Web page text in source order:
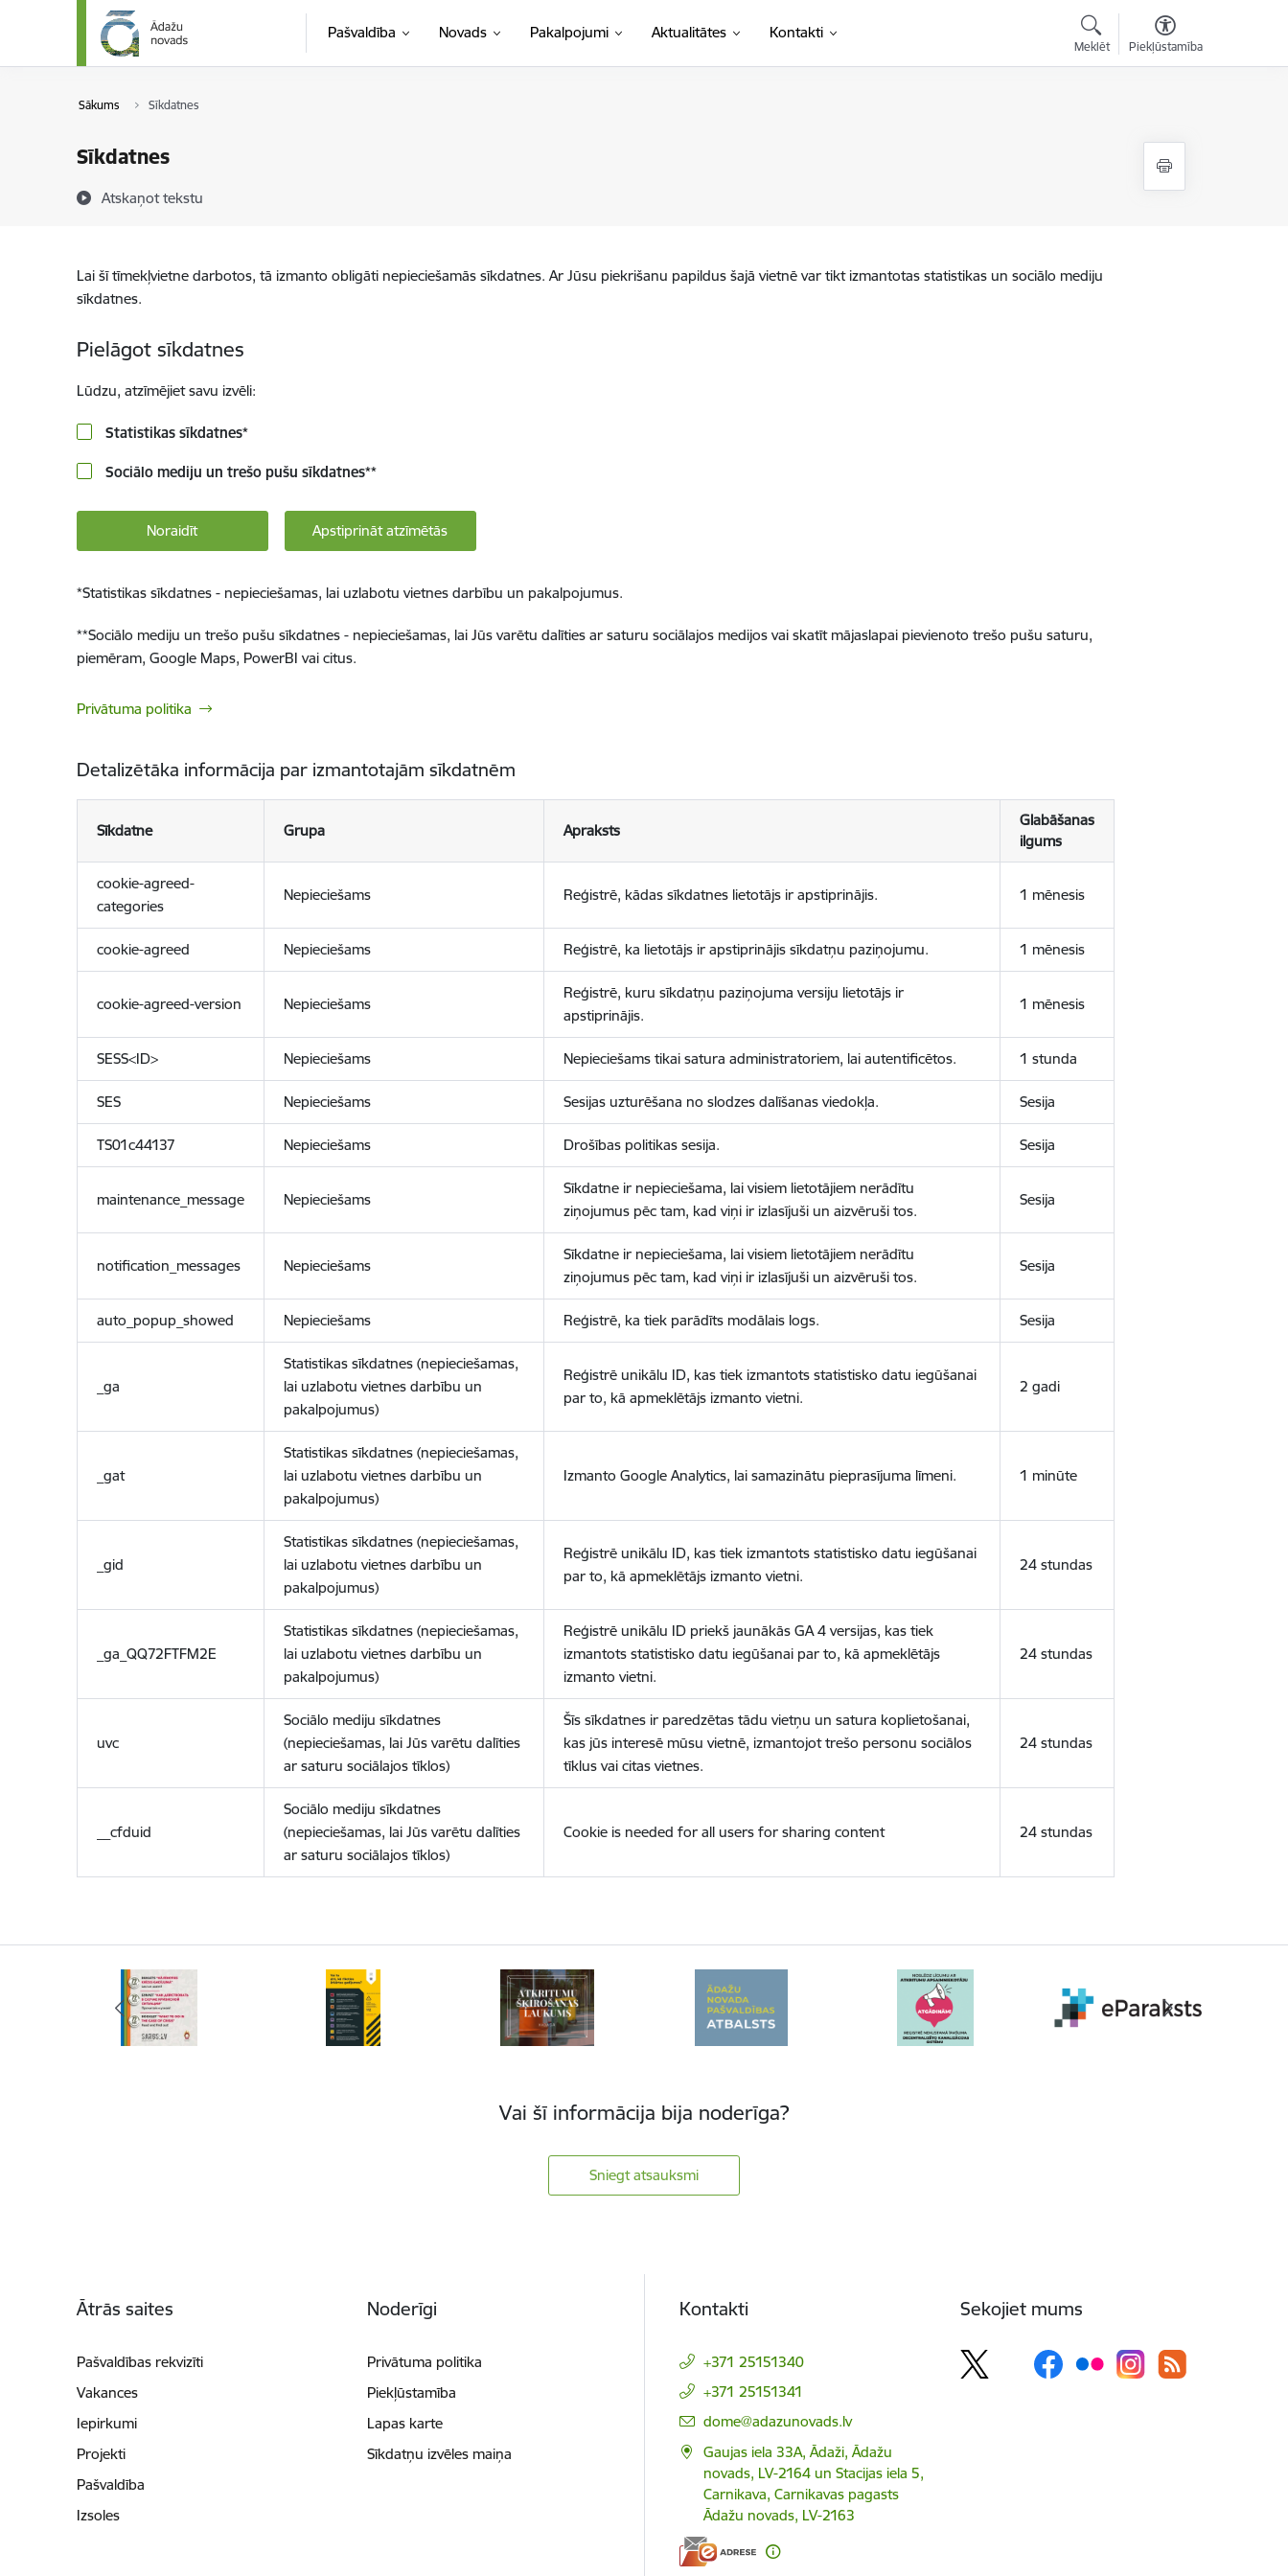
Pāriet uz lapas saturu
Pašvaldība Novads Pakalpojumi Aktualitātes Kontakti
Meklēt Piekļūstamība
Sākums Sīkdatnes
Sīkdatnes
Atskaņot tekstu
Lai šī tīmekļvietne darbotos, tā izmanto obligāti nepieciešamās sīkdatnes. Ar Jūsu piekrišanu papildus šajā vietnē var tikt izmantotas statistikas un sociālo mediju
sīkdatnes.
Pielāgot sīkdatnes
Lūdzu, atzīmējiet savu izvēli:
Statistikas sīkdatnes*
Sociālo mediju un trešo pušu sīkdatnes**
Noraidīt Apstiprināt atzīmētās
*Statistikas sīkdatnes - nepieciešamas, lai uzlabotu vietnes darbību un pakalpojumus.
**Sociālo mediju un trešo pušu sīkdatnes - nepieciešamas, lai Jūs varētu dalīties ar saturu sociālajos medijos vai skatīt mājaslapai pievienoto trešo pušu saturu,
piemēram, Google Maps, PowerBI vai citus.
Privātuma politika
Detalizētāka informācija par izmantotajām sīkdatnēm
Sīkdatne Grupa Apraksts
Glabāšanas
ilgums
cookie-agreed-
categories
Nepieciešams Reģistrē, kādas sīkdatnes lietotājs ir apstiprinājis. 1 mēnesis
cookie-agreed Nepieciešams Reģistrē, ka lietotājs ir apstiprinājis sīkdatņu paziņojumu. 1 mēnesis
cookie-agreed-version Nepieciešams
Reģistrē, kuru sīkdatņu paziņojuma versiju lietotājs ir
apstiprinājis.
1 mēnesis
SESS<ID> Nepieciešams Nepieciešams tikai satura administratoriem, lai autentificētos. 1 stunda
SES Nepieciešams Sesijas uzturēšana no slodzes dalīšanas viedokļa. Sesija
TS01c44137 Nepieciešams Drošības politikas sesija. Sesija
maintenance_message Nepieciešams
Sīkdatne ir nepieciešama, lai visiem lietotājiem nerādītu
ziņojumus pēc tam, kad viņi ir izlasījuši un aizvēruši tos.
Sesija
notification_messages Nepieciešams
Sīkdatne ir nepieciešama, lai visiem lietotājiem nerādītu
ziņojumus pēc tam, kad viņi ir izlasījuši un aizvēruši tos.
Sesija
auto_popup_showed Nepieciešams Reģistrē, ka tiek parādīts modālais logs. Sesija
_ga
Statistikas sīkdatnes (nepieciešamas,
lai uzlabotu vietnes darbību un
pakalpojumus)
Reģistrē unikālu ID, kas tiek izmantots statistisko datu iegūšanai
par to, kā apmeklētājs izmanto vietni.
2 gadi
_gat
Statistikas sīkdatnes (nepieciešamas,
lai uzlabotu vietnes darbību un
pakalpojumus)
Izmanto Google Analytics, lai samazinātu pieprasījuma līmeni. 1 minūte
_gid
Statistikas sīkdatnes (nepieciešamas,
lai uzlabotu vietnes darbību un
pakalpojumus)
Reģistrē unikālu ID, kas tiek izmantots statistisko datu iegūšanai
par to, kā apmeklētājs izmanto vietni.
24 stundas
_ga_QQ72FTFM2E
Statistikas sīkdatnes (nepieciešamas,
lai uzlabotu vietnes darbību un
pakalpojumus)
Reģistrē unikālu ID priekš jaunākās GA 4 versijas, kas tiek
izmantots statistisko datu iegūšanai par to, kā apmeklētājs
izmanto vietni.
24 stundas
uvc
Sociālo mediju sīkdatnes
(nepieciešamas, lai Jūs varētu dalīties
ar saturu sociālajos tīklos)
Šīs sīkdatnes ir paredzētas tādu vietņu un satura koplietošanai,
kas jūs interesē mūsu vietnē, izmantojot trešo personu sociālos
tīklus vai citas vietnes.
24 stundas
__cfduid
Sociālo mediju sīkdatnes
(nepieciešamas, lai Jūs varētu dalīties
ar saturu sociālajos tīklos)
Cookie is needed for all users for sharing content 24 stundas
Vai šī informācija bija noderīga?
Sniegt atsauksmi
Ātrās saites
Pašvaldības rekvizīti
Vakances
Iepirkumi
Projekti
Pašvaldība
Izsoles
Noderīgi
Privātuma politika
Piekļūstamība
Lapas karte
Sīkdatņu izvēles maiņa
Kontakti
+371 25151340
+371 25151341
E-pasts:
dome@adazunovads.lv
Gaujas iela 33A, Ādaži, Ādažu
novads, LV-2164 un Stacijas iela 5,
Carnikava, Carnikavas pagasts
Ādažu novads, LV-2163
Sekojiet mums